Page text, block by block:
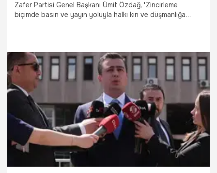
Zafer Partisi Genel Başkanı Ümit Özdağ, 'Zincirleme
biçimde basın ve yayın yoluyla halkı kin ve düşmanlığa
hapis cezası vererek tahliyesine karar verdi.
17.06.2025